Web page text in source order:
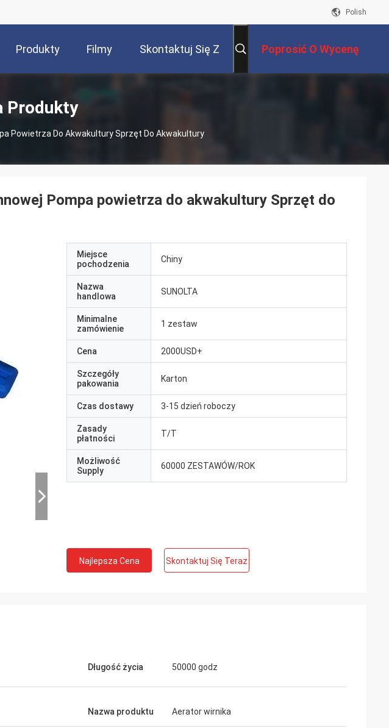
Polish
Produkty Filmy Skontaktuj Się Z Poprosić O Wycenę
Produkty
Powietrza Do Akwakultury Sprzęt Do Akwakultury
Pompa powietrza do akwakultury Sprzęt do
Miejsce
pochodzenia
Chiny
Nazwa
handlowa
SUNOLTA
Minimalne
zamówienie
1 zestaw
Cena 2000USD+
Szczegóły
pakowania
Karton
Czas dostawy 3-15 dzień roboczy
Zasady
płatności
T/T
Możliwość
Supply
60000 ZESTAWÓW/ROK
Najlepsza Cena Skontaktuj Się Teraz
Długość życia 50000 godz
Nazwa produktu Aerator wirnika